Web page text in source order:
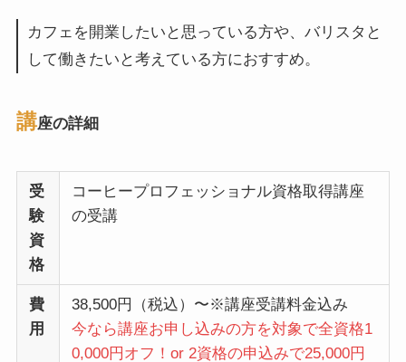
カフェを開業したいと思っている方や、バリスタと
して働きたいと考えている方におすすめ。
講座の詳細
受
験
資
格
コーヒープロフェッショナル資格取得講座
の受講
費
用
38,500円（税込）〜※講座受講料金込み
今なら講座お申し込みの方を対象で全資格1
0,000円オフ！or 2資格の申込みで25,000円